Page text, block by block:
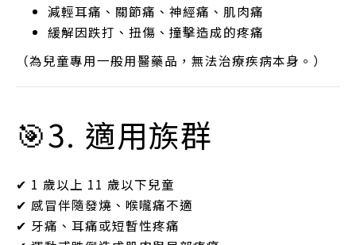
減輕耳痛、關節痛、神經痛、肌肉痛
緩解因跌打、扭傷、撞擊造成的疼痛
（為兒童專用一般用醫藥品，無法治療疾病本身。）
🎯3. 適用族群
✔ 1 歲以上 11 歲以下兒童
✔ 感冒伴隨發燒、喉嚨痛不適
✔ 牙痛、耳痛或短暫性疼痛